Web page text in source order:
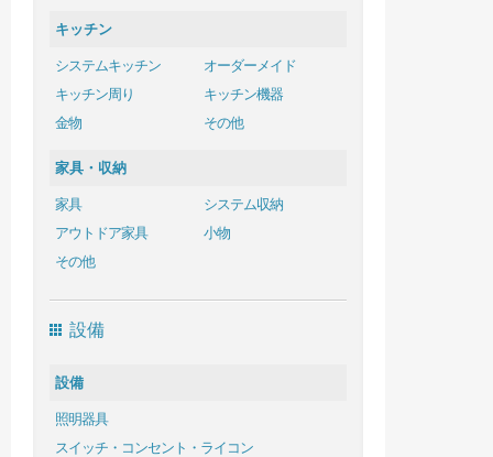
キッチン
システムキッチン
オーダーメイド
キッチン周り
キッチン機器
金物
その他
家具・収納
家具
システム収納
アウトドア家具
小物
その他
設備
設備
照明器具
スイッチ・コンセント・ライコン